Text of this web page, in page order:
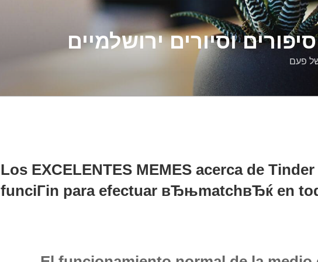
וסיורים ירושלמיים
של פעם
Los EXCELENTES MEMES acerca de
funciГіn para efectuar вЂњmatchвЂќ en